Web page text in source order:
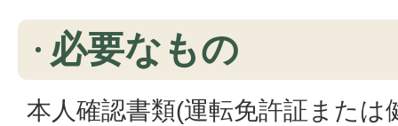
必要なもの
本人確認書類(運転免許証または